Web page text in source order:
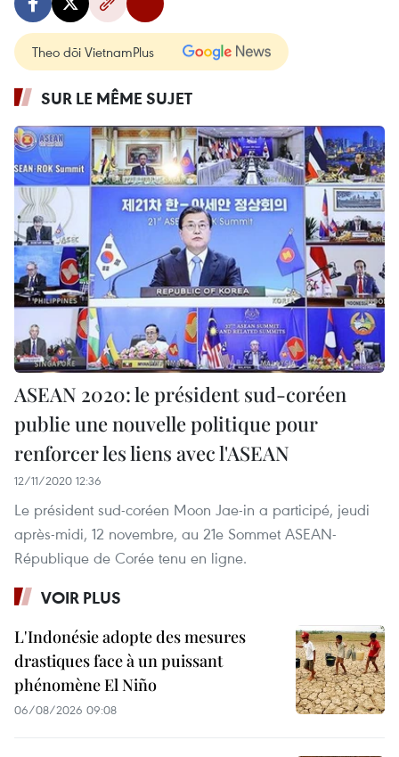
Theo dõi VietnamPlus
SUR LE MÊME SUJET
ASEAN 2020: le président sud-coréen
publie une nouvelle politique pour
renforcer les liens avec l'ASEAN
12/11/2020 12:36
Le président sud-coréen Moon Jae-in a participé, jeudi
après-midi, 12 novembre, au 21e Sommet ASEAN-
République de Corée tenu en ligne.
VOIR PLUS
L'Indonésie adopte des mesures
drastiques face à un puissant
phénomène El Niño
06/08/2026 09:08